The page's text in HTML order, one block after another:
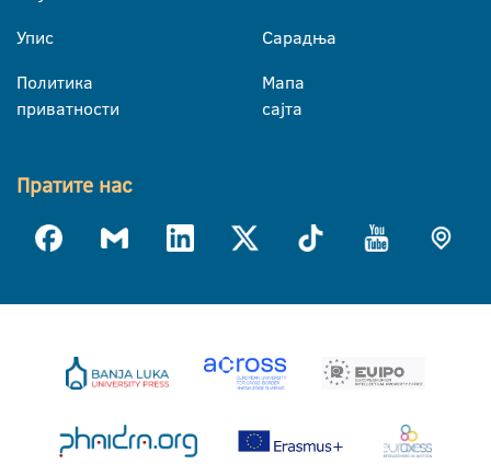
Упис
Политика
приватности
Сарадња
Мапа
сајта
Пратите нас